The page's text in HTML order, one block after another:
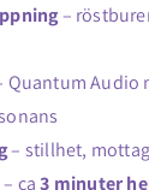
–
Quantum Audio
– stillhet,
– ca3 minuter